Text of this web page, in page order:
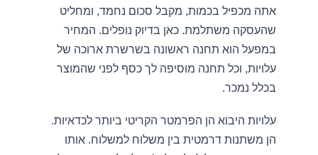
אתה מכפיל בכמות, מקבל סכום נחמד, ומחליט
שהעסקה משתלמת. כאן בדיוק נופלים. המחיר
במפעל הוא תחנה ראשונה בשרשרת ארוכה של
עלויות, וכל תחנה מוסיפה לך כסף לפני שהמוצר
בכלל נמכר.
עלויות היבוא הן הפרמטר הקריטי ביותר לכדאיות.
הן משתנות דרמטית בין משלוח למשלוח. אותו